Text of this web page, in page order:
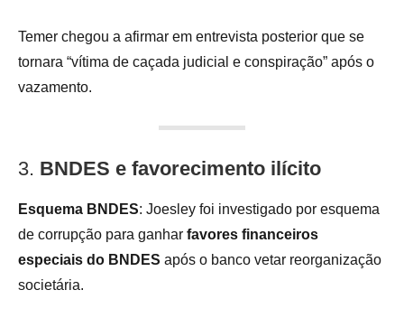
Temer chegou a afirmar em entrevista posterior que se
tornara “vítima de caçada judicial e conspiração” após o
vazamento.
3. BNDES e favorecimento ilícito
Esquema BNDES: Joesley foi investigado por esquema
de corrupção para ganhar favores financeiros
especiais do BNDES após o banco vetar reorganização
societária.